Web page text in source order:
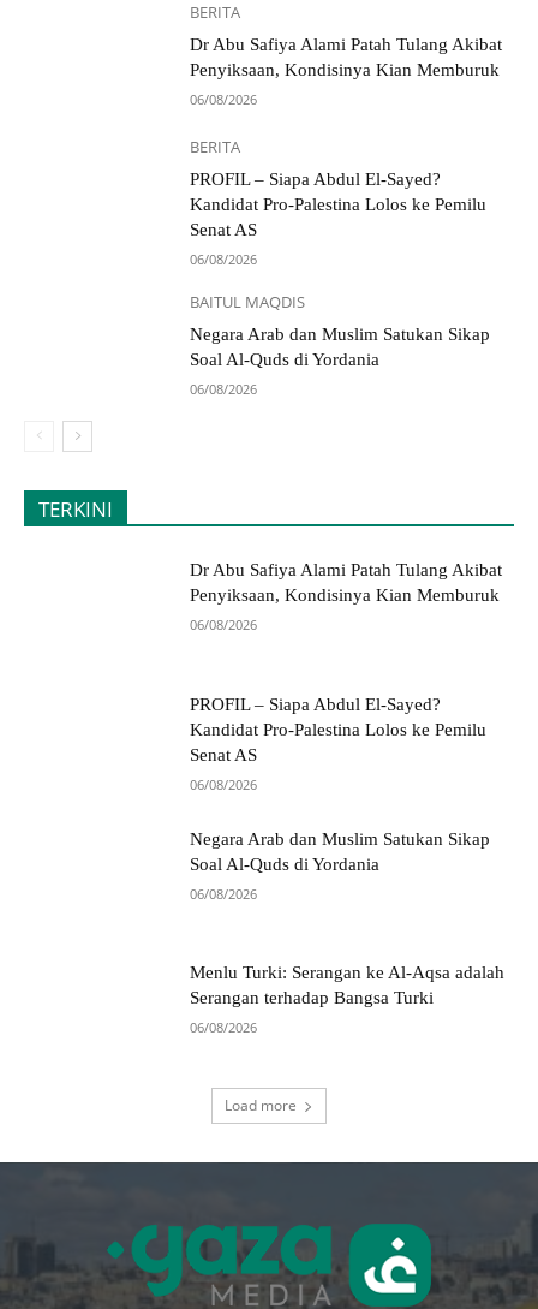
BERITA
Dr Abu Safiya Alami Patah Tulang Akibat
Penyiksaan, Kondisinya Kian Memburuk
06/08/2026
BERITA
PROFIL – Siapa Abdul El-Sayed?
Kandidat Pro-Palestina Lolos ke Pemilu
Senat AS
06/08/2026
BAITUL MAQDIS
Negara Arab dan Muslim Satukan Sikap
Soal Al-Quds di Yordania
06/08/2026
TERKINI
Dr Abu Safiya Alami Patah Tulang Akibat
Penyiksaan, Kondisinya Kian Memburuk
06/08/2026
PROFIL – Siapa Abdul El-Sayed?
Kandidat Pro-Palestina Lolos ke Pemilu
Senat AS
06/08/2026
Negara Arab dan Muslim Satukan Sikap
Soal Al-Quds di Yordania
06/08/2026
Menlu Turki: Serangan ke Al-Aqsa adalah
Serangan terhadap Bangsa Turki
06/08/2026
Load more